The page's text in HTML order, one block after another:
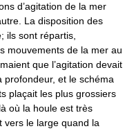
d’agitation de la mer
La disposition des
ils sont répartis,
mouvements de la mer au
que l’agitation devait
profondeur, et le schéma
plaçait les plus grossiers
où la houle est très
vers le large quand la